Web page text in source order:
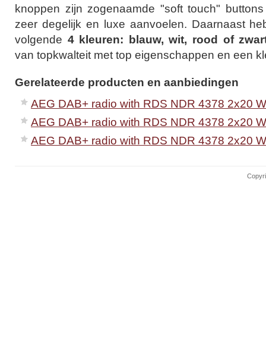
knoppen zijn zogenaamde "soft touch"
zeer degelijk en luxe aanvoelen. Daarnaast
volgende 4 kleuren: blauw, wit, rood of
van topkwalteit met top eigenschappen en een
Gerelateerde producten en aanbiedingen
AEG DAB+ radio with RDS NDR 4378 2x20
AEG DAB+ radio with RDS NDR 4378 2x20
AEG DAB+ radio with RDS NDR 4378 2x20